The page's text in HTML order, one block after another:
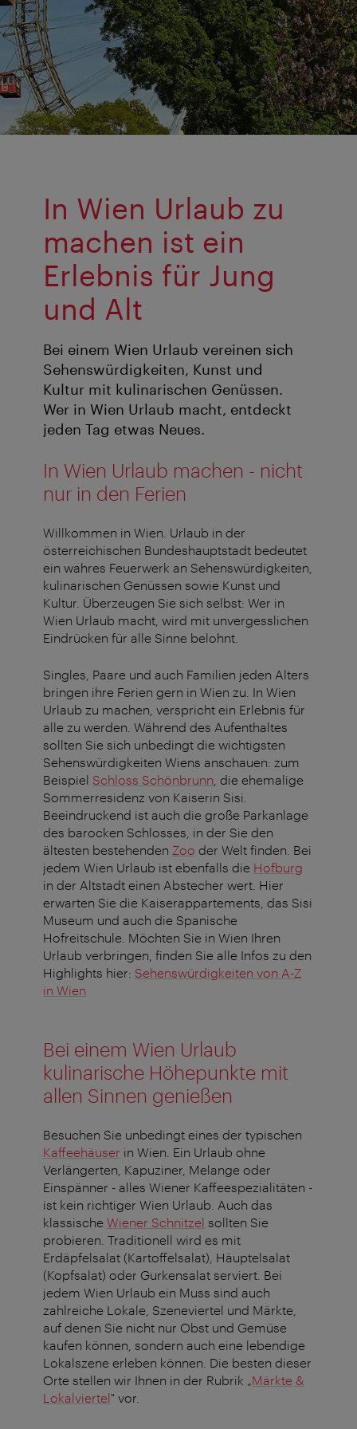
In Wien Urlaub zu
machen ist ein
Erlebnis für Jung
und Alt
Bei einem Wien Urlaub vereinen sich
Sehenswürdigkeiten, Kunst und
Kultur mit kulinarischen Genüssen.
Wer in Wien Urlaub macht, entdeckt
jeden Tag etwas Neues.
In Wien Urlaub machen - nicht
nur in den Ferien
Willkommen in Wien. Urlaub in der
österreichischen Bundeshauptstadt bedeutet
ein wahres Feuerwerk an Sehenswürdigkeiten,
kulinarischen Genüssen sowie Kunst und
Kultur. Überzeugen Sie sich selbst: Wer in
Wien Urlaub macht, wird mit unvergesslichen
Eindrücken für alle Sinne belohnt.
Singles, Paare und auch Familien jeden Alters
bringen ihre Ferien gern in Wien zu. In Wien
Urlaub zu machen, verspricht ein Erlebnis für
alle zu werden. Während des Aufenthaltes
sollten Sie sich unbedingt die wichtigsten
Sehenswürdigkeiten Wiens anschauen: zum
Beispiel Schloss Schönbrunn , die ehemalige
Sommerresidenz von Kaiserin Sisi.
Beeindruckend ist auch die große Parkanlage
des barocken Schlosses, in der Sie den
ältesten bestehenden Zoo der Welt finden. Bei
jedem Wien Urlaub ist ebenfalls die Hofburg
in der Altstadt einen Abstecher wert. Hier
erwarten Sie die Kaiserappartements, das Sisi
Museum und auch die Spanische
Hofreitschule. Möchten Sie in Wien Ihren
Urlaub verbringen, finden Sie alle Infos zu den
Highlights hier: Sehenswürdigkeiten von A-Z
in Wien
Bei einem Wien Urlaub
kulinarische Höhepunkte mit
allen Sinnen genießen
Besuchen Sie unbedingt eines der typischen
Kaffeehäuser in Wien. Ein Urlaub ohne
Verlängerten, Kapuziner, Melange oder
Einspänner - alles Wiener Kaffeespezialitäten -
ist kein richtiger Wien Urlaub. Auch das
klassische Wiener Schnitzel sollten Sie
probieren. Traditionell wird es mit
Erdäpfelsalat (Kartoffelsalat), Häuptelsalat
(Kopfsalat) oder Gurkensalat serviert. Bei
jedem Wien Urlaub ein Muss sind auch
zahlreiche Lokale, Szeneviertel und Märkte,
auf denen Sie nicht nur Obst und Gemüse
kaufen können, sondern auch eine lebendige
Lokalszene erleben können. Die besten dieser
Orte stellen wir Ihnen in der Rubrik „Märkte &
Lokalviertel" vor.